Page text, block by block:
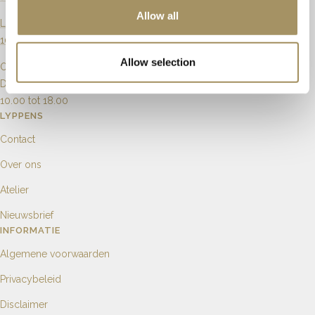
Allow all
Allow selection
1012 GB Amsterdam
Openingstijden
Dinsdag t/m Zaterdag
10.00 tot 18.00
LYPPENS
Contact
Over ons
Atelier
Nieuwsbrief
INFORMATIE
Algemene voorwaarden
Privacybeleid
Disclaimer